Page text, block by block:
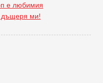
е любимия
дъщеря ми!